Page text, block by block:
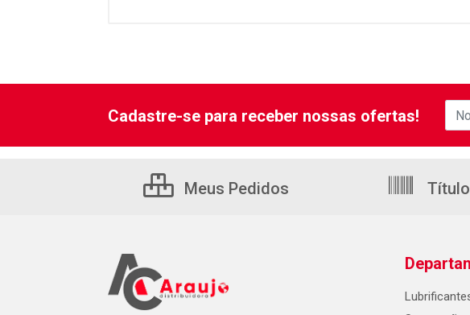
Cadastre-se para receber nossas ofertas!
Meus Pedidos